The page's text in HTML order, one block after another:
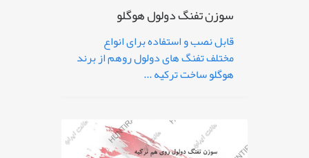
سوزن تفنگ دولول هوگلو
قابل نصب و استفاده برای انواع
مختلف تفنگ های دولول روهم از برند
هوگلو ساخت ترکیه ...